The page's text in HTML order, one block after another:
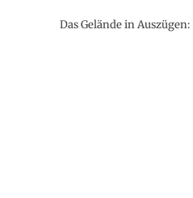
Das Gelände in Auszügen: